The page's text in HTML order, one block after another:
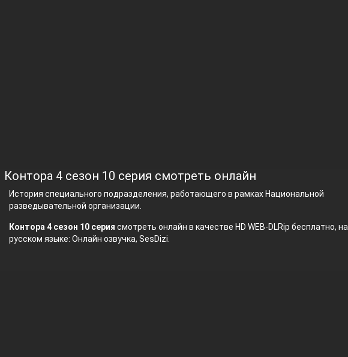
Контора 4 сезон 10 серия смотреть онлайн
История специального подразделения, работающего в рамках Национальной
разведывательной организации.
Контора 4 сезон 10 серия смотреть онлайн в качестве HD WEB-DLRip бесплатно, на
русском языке: Онлайн озвучка, SesDizi.